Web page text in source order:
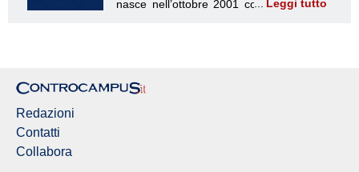
Leggi tutto
Redazioni
Contatti
Collabora